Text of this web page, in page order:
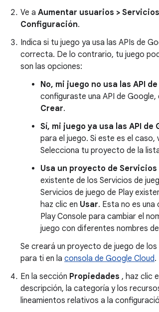
Ve a Aumentar usuarios >
Configuración.
Indica si tu juego ya usa las APIs de
correcta. De lo contrario, tu juego
son las opciones:
No, mi juego no usa las API
configuraste una API de
Crear.
Sí, mi juego ya usa las API de
para el juego. Si este es el
Selecciona tu proyecto de la
Usa un proyecto de
existente de los Servicios de
Servicios de juego de Play
haz clic en Usar. Esta no es una
Play Console para cambiar el
juego con diferentes nombres
Se creará un proyecto de juego de
para ti en la consola de Google Cloud.
En la sección Propiedades , haz clic
descripción, la categoría y los
lineamientos relativos a la